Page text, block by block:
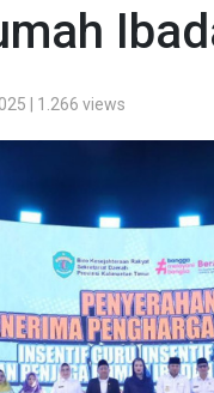
| 1.266 views